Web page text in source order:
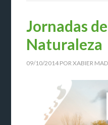
Jornadas
Naturaleza
09/10/2014 PORXABIER